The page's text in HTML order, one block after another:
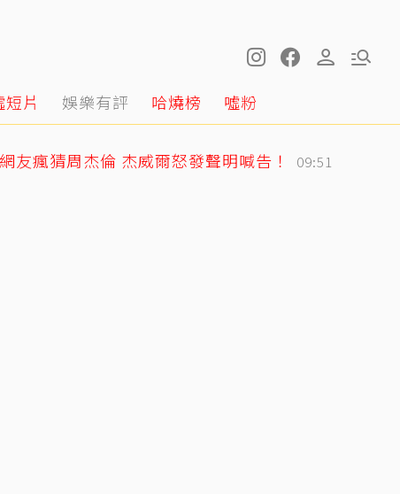
短片 娛樂有評 哈燒榜 噓粉
友瘋猜周杰倫 杰威爾怒發聲明喊告！ 09:51